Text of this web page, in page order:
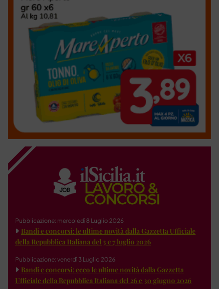
Pubblicazione: mercoledì 8 Luglio 2026
Bandi e concorsi: le ultime novità dalla Gazzetta Ufficiale
della Repubblica Italiana del 3 e 7 luglio 2026
Pubblicazione: venerdì 3 Luglio 2026
Bandi e concorsi: ecco le ultime novità dalla Gazzetta
Ufficiale della Repubblica Italiana del 26 e 30 giugno 2026